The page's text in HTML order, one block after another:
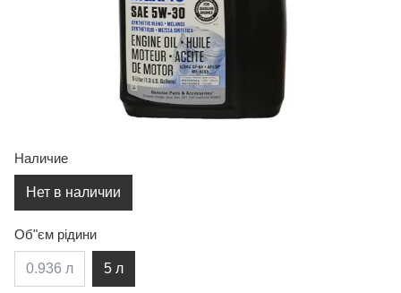
Наличие
Нет в наличии
Об"єм рідини
0.936 л 5 л